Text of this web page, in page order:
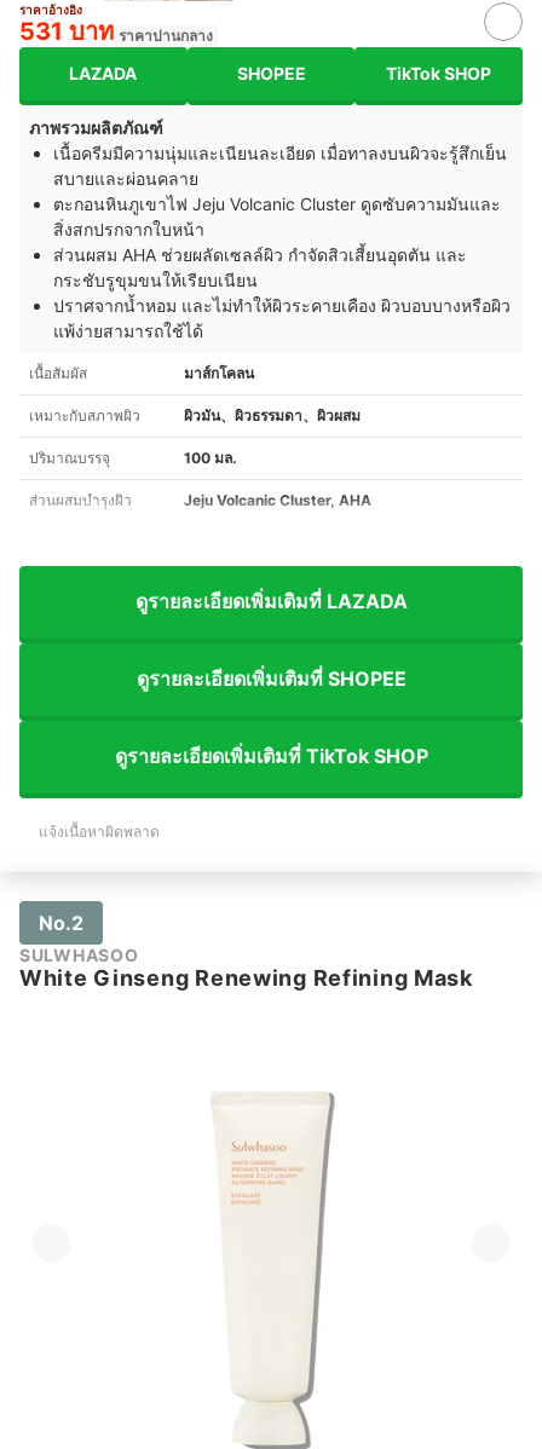
ราคาอ้างอิง
531 บาท ราคาปานกลาง
LAZADA SHOPEE TikTok SHOP
ภาพรวมผลิตภัณฑ์
เนื้อครีมมีความนุ่มและเนียนละเอียด เมื่อทาลงบนผิวจะรู้สึกเย็น
สบายและผ่อนคลาย
ตะกอนหินภูเขาไฟ Jeju Volcanic Cluster ดูดซับความมันและ
สิ่งสกปรกจากใบหน้า
ส่วนผสม AHA ช่วยผลัดเซลล์ผิว กำจัดสิวเสี้ยนอุดตัน และ
กระชับรูขุมขนให้เรียบเนียน
ปราศจากน้ำหอม และไม่ทำให้ผิวระคายเคือง ผิวบอบบางหรือผิว
แพ้ง่ายสามารถใช้ได้
เนื้อสัมผัส มาส์กโคลน
เหมาะกับสภาพผิว ผิวมัน、ผิวธรรมดา、ผิวผสม
ปริมาณบรรจุ 100 มล.
ส่วนผสมบำรุงผิว Jeju Volcanic Cluster, AHA
ดูรายละเอียดเพิ่มเติมที่ LAZADA
ดูรายละเอียดเพิ่มเติมที่ SHOPEE
ดูรายละเอียดเพิ่มเติมที่ TikTok SHOP
แจ้งเนื้อหาผิดพลาด
No.2
SULWHASOO
White Ginseng Renewing Refining Mask